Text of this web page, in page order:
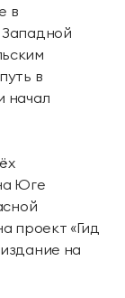
в
в
начал
Юге
проект «Гид
на